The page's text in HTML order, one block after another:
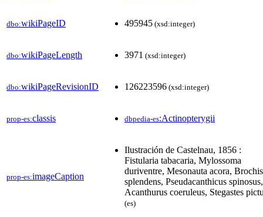
dbo:wikiPageID 495945 (xsd:integer)
dbo:wikiPageLength 3971 (xsd:integer)
dbo:wikiPageRevisionID 126223596 (xsd:integer)
prop-es:classis dbpedia-es:Actinopterygii
prop-es:imageCaption
Ilustración de Castelnau, 1856 :
Fistularia tabacaria, Mylossoma
duriventre, Mesonauta acora, Brochis
splendens, Pseudacanthicus spinosus,
Acanthurus coeruleus, Stegastes
(es)